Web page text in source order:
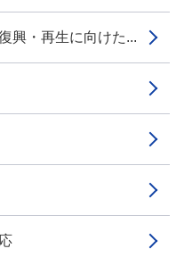
興・再生に向けた...